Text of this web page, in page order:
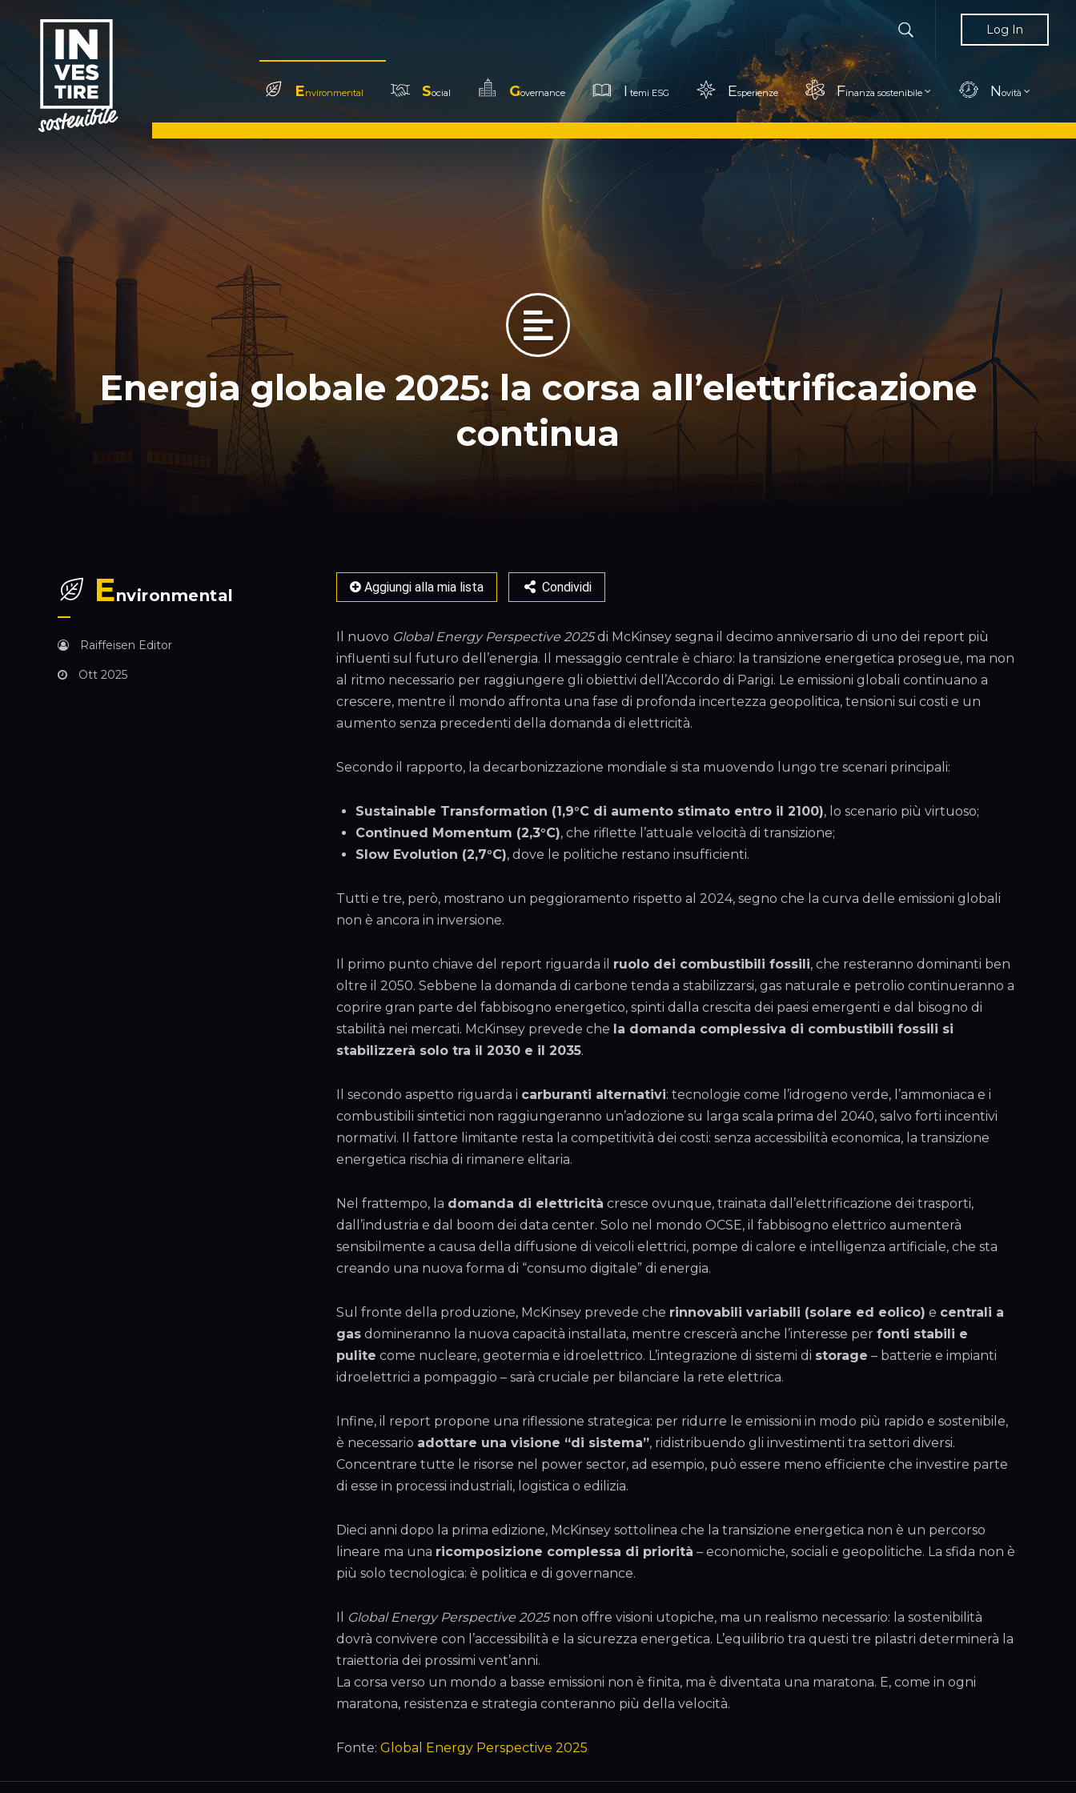
Log In
Environmental Social Governance I temi ESG Esperienze Finanza sostenibile Novità
Energia globale 2025: la corsa all’elettrificazione
continua
Aggiungi alla mia lista Condividi
Il nuovo Global Energy Perspective 2025di McKinsey segna il decimo anniversario di uno dei report più
influenti sul futuro dell’energia. Il messaggio centrale è chiaro: la transizione energetica prosegue, ma non
al ritmo necessario per raggiungere gli obiettivi dell’Accordo di Parigi. Le emissioni globali continuano a
crescere, mentre il mondo affronta una fase di profonda incertezza geopolitica, tensioni sui costi e un
aumento senza precedenti della domanda di elettricità.
Secondo il rapporto, la decarbonizzazione mondiale si sta muovendo lungo tre scenari principali:
Sustainable Transformation (1,9°C di aumento stimato entro il 2100), lo scenario più virtuoso;
Continued Momentum (2,3°C), che riflette l’attuale velocità di transizione;
Slow Evolution (2,7°C), dove le politiche restano insufficienti.
Tutti e tre, però, mostrano un peggioramento rispetto al 2024, segno che la curva delle emissioni globali
non è ancora in inversione.
Il primo punto chiave del report riguarda il ruolo dei combustibili fossili, che resteranno dominanti ben
oltre il 2050. Sebbene la domanda di carbone tenda a stabilizzarsi, gas naturale e petrolio continueranno a
coprire gran parte del fabbisogno energetico, spinti dalla crescita dei paesi emergenti e dal bisogno di
stabilità nei mercati. McKinsey prevede che la domanda complessiva di combustibili fossili si
stabilizzerà solo tra il 2030 e il 2035.
Il secondo aspetto riguarda i carburanti alternativi: tecnologie come l’idrogeno verde, l’ammoniaca e i
combustibili sintetici non raggiungeranno un’adozione su larga scala prima del 2040, salvo forti incentivi
normativi. Il fattore limitante resta la competitività dei costi: senza accessibilità economica, la transizione
energetica rischia di rimanere elitaria.
Nel frattempo, la domanda di elettricità cresce ovunque, trainata dall’elettrificazione dei trasporti,
dall’industria e dal boom dei data center. Solo nel mondo OCSE, il fabbisogno elettrico aumenterà
sensibilmente a causa della diffusione di veicoli elettrici, pompe di calore e intelligenza artificiale, che sta
creando una nuova forma di “consumo digitale” di energia.
Sul fronte della produzione, McKinsey prevede che rinnovabili variabili (solare ed eolico) e centrali a
gas domineranno la nuova capacità installata, mentre crescerà anche l’interesse per fonti stabili e
pulite come nucleare, geotermia e idroelettrico. L’integrazione di sistemi di storage – batterie e impianti
idroelettrici a pompaggio – sarà cruciale per bilanciare la rete elettrica.
Infine, il report propone una riflessione strategica: per ridurre le emissioni in modo più rapido e sostenibile,
è necessario adottare una visione “di sistema”, ridistribuendo gli investimenti tra settori diversi.
Concentrare tutte le risorse nel power sector, ad esempio, può essere meno efficiente che investire parte
di esse in processi industriali, logistica o edilizia.
Dieci anni dopo la prima edizione, McKinsey sottolinea che la transizione energetica non è un percorso
lineare ma una ricomposizione complessa di priorità – economiche, sociali e geopolitiche. La sfida non è
più solo tecnologica: è politica e di governance.
Il Global Energy Perspective 2025non offre visioni utopiche, ma un realismo necessario: la sostenibilità
dovrà convivere con l’accessibilità e la sicurezza energetica. L’equilibrio tra questi tre pilastri determinerà la
traiettoria dei prossimi vent’anni.
La corsa verso un mondo a basse emissioni non è finita, ma è diventata una maratona. E, come in ogni
maratona, resistenza e strategia conteranno più della velocità.
Fonte: Global Energy Perspective 2025
Environmental
Raiffeisen Editor
Ott 2025